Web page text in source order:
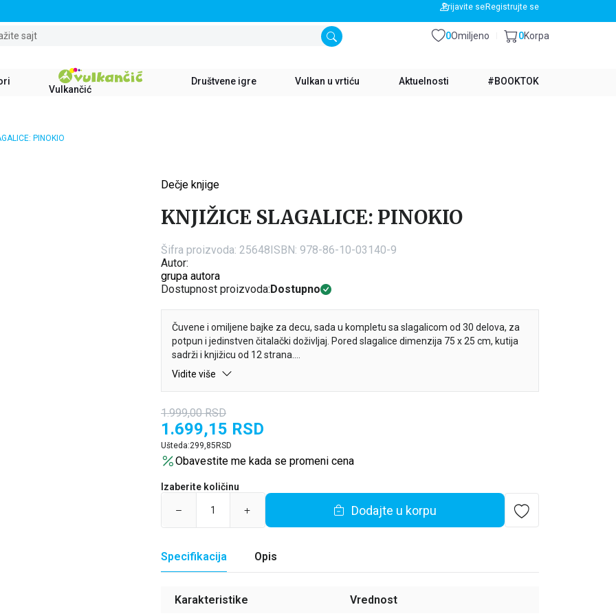
BESPLATNA DOSTAVA ZA IZNOS PREKO 3500 RSD
Prijavite se Registrujte se
sajt Omiljeno
0 Korpa
0
Vulkančić
Društvene igre Vulkan u vrtiću Aktuelnosti #BOOKTOK
PINOKIO
Dečje knjige
KNJIŽICE SLAGALICE: PINOKIO
Šifra proizvoda: 25648ISBN: 978-86-10-03140-9
Autor:
grupa autora
Dostupnost proizvoda:Dostupno
Čuvene i omiljene bajke za decu, sada u kompletu sa slagalicom od 30 delova, za
potpun i jedinstven čitalački doživljaj. Pored slagalice dimenzija 75 x 25 cm, kutija
sadrži i knjižicu od 12 strana.
Vidite više
1.999,00 RSD
1.699,15 RSD
Ušteda:299,85 RSD
Obavestite me kada se promeni cena
Izaberite količinu
Dodajte u korpu
Specifikacija Opis
Karakteristike Vrednost